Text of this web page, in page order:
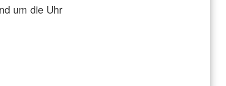
um die Uhr